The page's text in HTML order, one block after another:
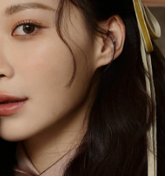
網址：
人或監護人之同意方可使用
起之損失，本公司不負相關責
別帳號之用戶狀況，依本公司即
足之情形，本公司將視審查結果
註冊。若發現惡意使用之情形，
使用額度並採取法律行動。